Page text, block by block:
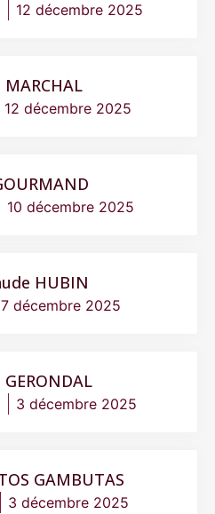
12 décembre 2025
MARCHAL
12 décembre 2025
10 décembre 2025
HUBIN
7 décembre 2025
GERONDAL
3 décembre 2025
GAMBUTAS
3 décembre 2025